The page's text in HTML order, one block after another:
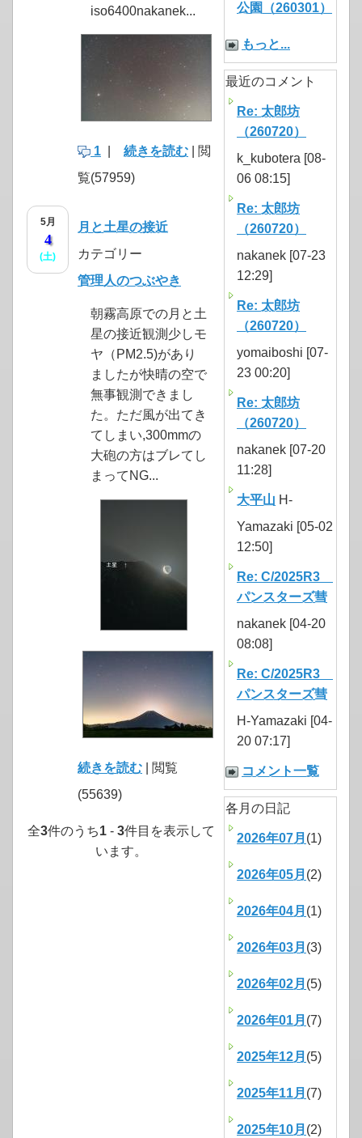
iso6400nakanek...
1 続きを読む | 閲
覧(57959)
5月
4
(土)
月と土星の接近
カテゴリー
管理人のつぶやき
朝霧高原での月と土
星の接近観測少しモ
ヤ（PM2.5)があり
ましたが快晴の空で
無事観測できまし
た。ただ風が出てき
てしまい,300mmの
大砲の方はブレてし
まってNG...
続きを読む | 閲覧
(55639)
全3件のうち1 - 3件目を表示して
います。
公園（260301）
もっと...
最近のコメント
Re: 太郎坊
（260720）
k_kubotera [08-
06 08:15]
Re: 太郎坊
（260720）
nakanek [07-23
12:29]
Re: 太郎坊
（260720）
yomaiboshi [07-
23 00:20]
Re: 太郎坊
（260720）
nakanek [07-20
11:28]
大平山 H-
Yamazaki [05-02
12:50]
Re: C/2025R3
パンスターズ彗
nakanek [04-20
08:08]
Re: C/2025R3
パンスターズ彗
H-Yamazaki [04-
20 07:17]
コメント一覧
各月の日記
2026年07月 (1)
2026年05月 (2)
2026年04月 (1)
2026年03月 (3)
2026年02月 (5)
2026年01月 (7)
2025年12月 (5)
2025年11月 (7)
2025年10月 (2)